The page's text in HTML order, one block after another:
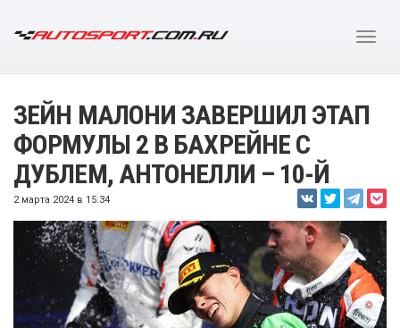
ЗЕЙН МАЛОНИ ЗАВЕРШИЛ ЭТАП
ФОРМУЛЫ 2 В БАХРЕЙНЕ С
ДУБЛЕМ, АНТОНЕЛЛИ – 10-Й
2 марта 2024 в 15:34